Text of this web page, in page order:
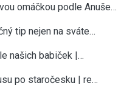
omáčkou podle Anuše…
tip nejen na sváte…
našich babiček |…
po staročesku | re…